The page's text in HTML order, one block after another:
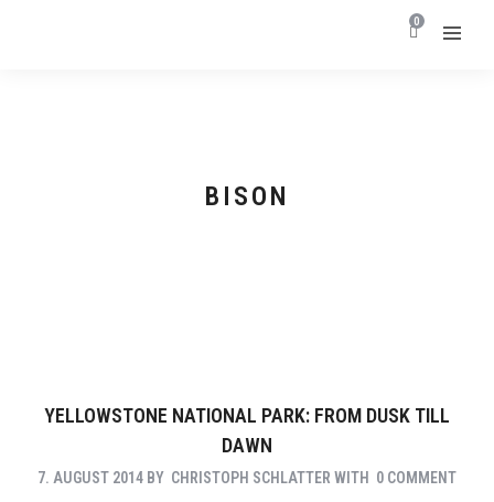
0
BISON
YELLOWSTONE NATIONAL PARK: FROM DUSK TILL
DAWN
7. AUGUST 2014 BY CHRISTOPH SCHLATTER WITH 0 COMMENT